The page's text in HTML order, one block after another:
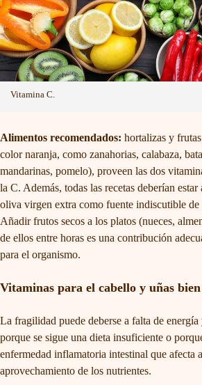
Vitamina C.
Alimentos recomendados: hortalizas y
color naranja, como zanahorias, calabaza,
mandarinas, pomelo), proveen las dos
la C. Además, todas las recetas deberían estar
oliva virgen extra como fuente indiscutible de
Añadir frutos secos a los platos (nueces,
de ellos entre horas es una contribución
para el organismo.
Vitaminas para el cabello y uñas
La fragilidad puede deberse a falta de energía
porque se sigue una dieta insuficiente o
enfermedad inflamatoria intestinal que afecta
aprovechamiento de los nutrientes.